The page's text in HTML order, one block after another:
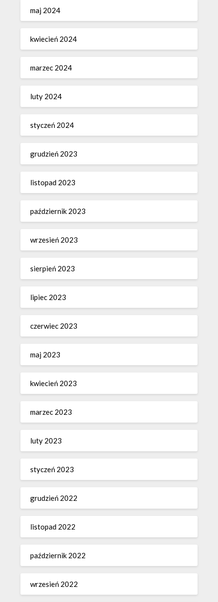
maj 2024
kwiecień 2024
marzec 2024
luty 2024
styczeń 2024
grudzień 2023
listopad 2023
październik 2023
wrzesień 2023
sierpień 2023
lipiec 2023
czerwiec 2023
maj 2023
kwiecień 2023
marzec 2023
luty 2023
styczeń 2023
grudzień 2022
listopad 2022
październik 2022
wrzesień 2022